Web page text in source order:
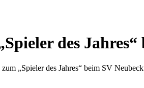
des
„Spieler des Jahres“ beim SV